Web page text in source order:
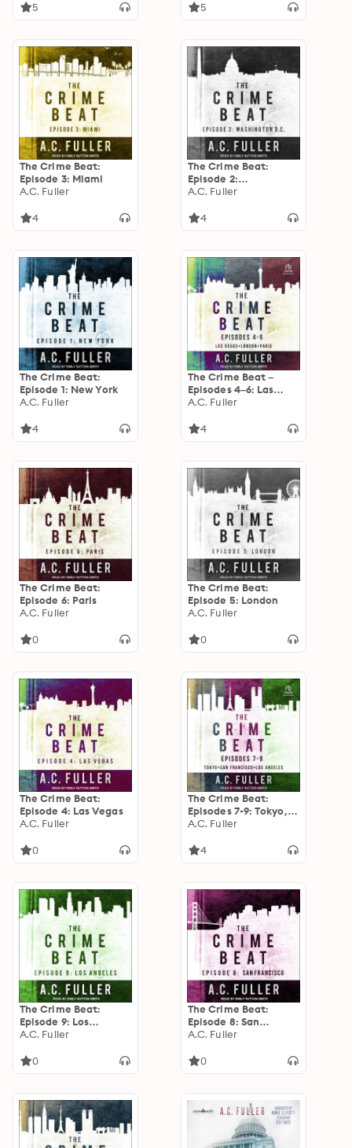
5 5
The Crime Beat:
Episode 3: Miami
A.C. Fuller
4
The Crime Beat:
Episode 2:
Washington, D.C.
A.C. Fuller
4
The Crime Beat:
Episode 1: New York
A.C. Fuller
4
The Crime Beat –
Episodes 4–6: Las
Vegas, London, Paris:
Vegas, London, Paris
A.C. Fuller
4
The Crime Beat:
Episode 6: Paris
A.C. Fuller
0
The Crime Beat:
Episode 5: London
A.C. Fuller
0
The Crime Beat:
Episode 4: Las Vegas
A.C. Fuller
0
The Crime Beat:
Episodes 7-9: Tokyo,
San Francisco, Los
A.C. Fuller
4
The Crime Beat:
Episode 9: Los
Angeles
A.C. Fuller
0
The Crime Beat:
Episode 8: San
Francisco
A.C. Fuller
0